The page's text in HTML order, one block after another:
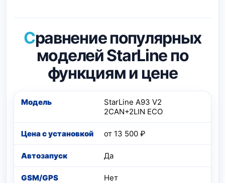
Сравнение популярных
моделей StarLine по
функциям и цене
Модель
Цена с установкой
GSM/GPS
StarLine A93 V2
2CAN+2LIN ECO
от 13 500 ₽
Да
Нет